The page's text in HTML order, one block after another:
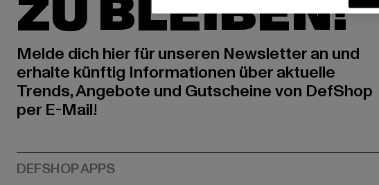
ZU BLEIBEN!
Melde dich hier für unseren Newsletter an und
erhalte künftig Informationen über aktuelle
Trends, Angebote und Gutscheine von DefShop
per E-Mail!